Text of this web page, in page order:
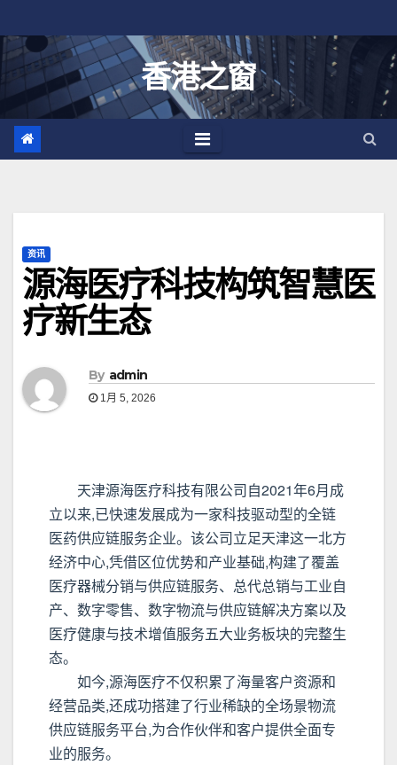
至
香港之窗
资讯
源海医疗科技构筑智慧医
疗新生态
By admin
1月 5, 2026
天津源海医疗科技有限公司自2021年6月成
立以来,已快速发展成为一家科技驱动型的全链
医药供应链服务企业。该公司立足天津这一北方
经济中心,凭借区位优势和产业基础,构建了覆盖
医疗器械分销与供应链服务、总代总销与工业自
产、数字零售、数字物流与供应链解决方案以及
医疗健康与技术增值服务五大业务板块的完整生
态。
如今,源海医疗不仅积累了海量客户资源和
经营品类,还成功搭建了行业稀缺的全场景物流
供应链服务平台,为合作伙伴和客户提供全面专
业的服务。